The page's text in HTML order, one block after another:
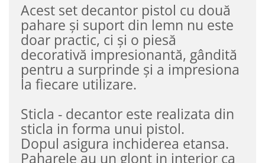
Acest set decantor pistol cu două
pahare și suport din lemn nu este
doar practic, ci și o piesă
decorativă impresionantă, gândită
pentru a surprinde și a impresiona
la fiecare utilizare.
Sticla - decantor este realizata din
sticla in forma unui pistol.
Dopul asigura inchiderea etansa.
Paharele au un glont in interior ca